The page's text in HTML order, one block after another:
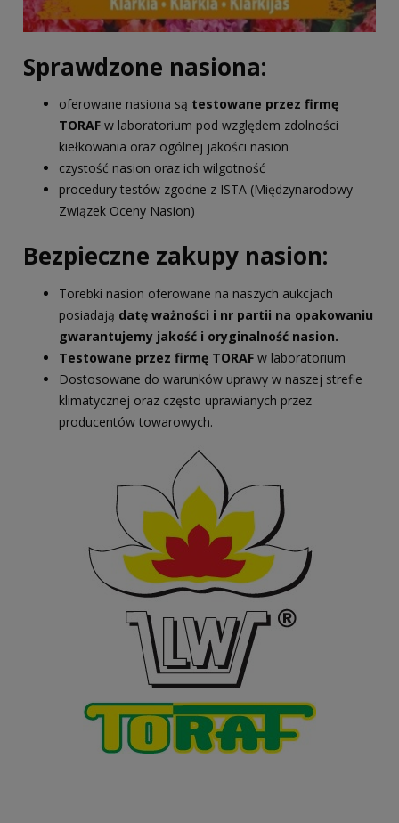
Sprawdzone nasiona:
oferowane nasiona są testowane przez firmę
TORAF w laboratorium pod względem zdolności
kiełkowania oraz ogólnej jakości nasion
czystość nasion oraz ich wilgotność
procedury testów zgodne z ISTA (Międzynarodowy
Związek Oceny Nasion)
Bezpieczne zakupy nasion:
Torebki nasion oferowane na naszych aukcjach
posiadają datę ważności i nr partii na opakowaniu
gwarantujemy jakość i oryginalność nasion.
Testowane przez firmę TORAF w laboratorium
Dostosowane do warunków uprawy w naszej strefie
klimatycznej oraz często uprawianych przez
producentów towarowych.